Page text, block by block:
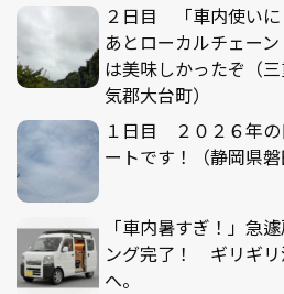
２日目 「車内使い
あとローカルチェー
は美味しかったぞ（
気郡大台町）
１日目 ２０２６年の
ートです！（静岡県
「車内暑すぎ！」急
ング完了！ ギリギリ
へ。